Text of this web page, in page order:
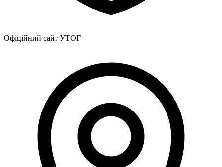
Офіційний сайт УТОГ